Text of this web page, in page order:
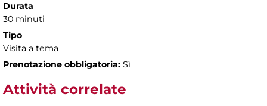
Durata
30 minuti
Tipo
Visita a tema
Prenotazione obbligatoria: Sì
Attività correlate